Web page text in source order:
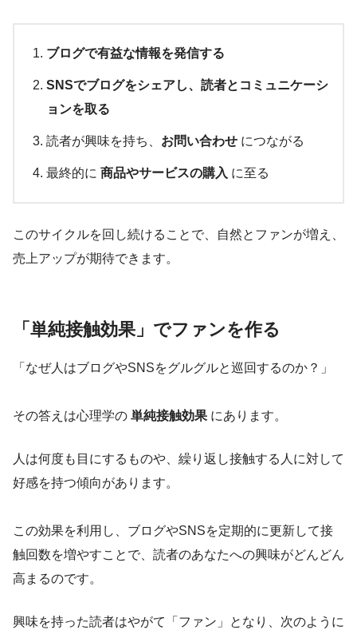
ブログで有益な情報を発信する
SNSでブログをシェアし、読者とコミュニケーシ
ョンを取る
読者が興味を持ち、 お問い合わせ につながる
最終的に 商品やサービスの購入 に至る
このサイクルを回し続けることで、自然とファンが増え、
売上アップが期待できます。
「単純接触効果」でファンを作る
「なぜ人はブログやSNSをグルグルと巡回するのか？」
その答えは心理学の 単純接触効果 にあります。
人は何度も目にするものや、繰り返し接触する人に対して
好感を持つ傾向があります。
この効果を利用し、ブログやSNSを定期的に更新して接
触回数を増やすことで、読者のあなたへの興味がどんどん
高まるのです。
興味を持った読者はやがて「ファン」となり、次のように